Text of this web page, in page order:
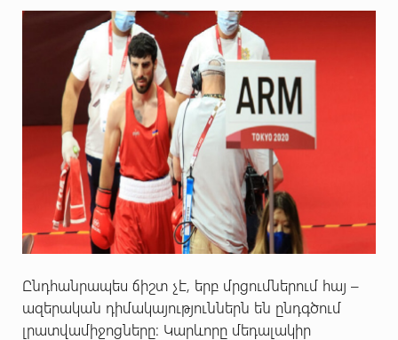
Ընդհանրապես ճիշտ չէ, երբ մրցումներում հայ –
ազերական դիմակայություններն են ընդգծում
լրատվամիջոցները: Կարևորը մեդալակիր